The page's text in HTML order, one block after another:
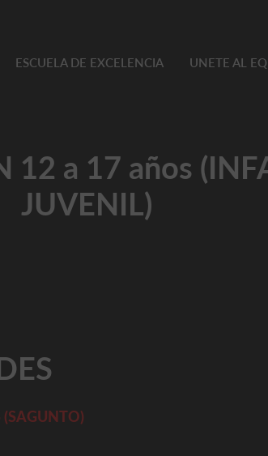
ESCUELA DE EXCELENCIA UNETE AL
12 a 17 años
JUVENIL)
(SAGUNTO)